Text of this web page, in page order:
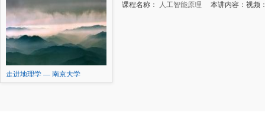
走进地理学 — 南京大学
课程名称： 人工智能原理 本讲内容：视频：